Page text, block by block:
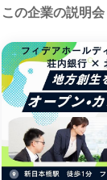
この企業の説明